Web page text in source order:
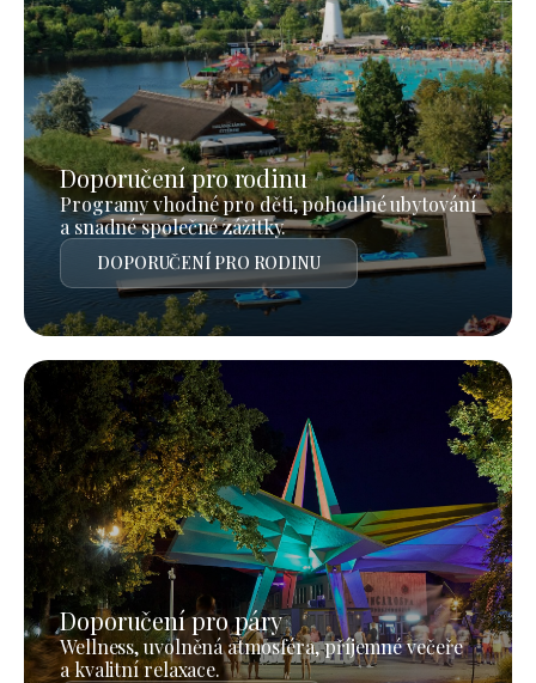
Doporučení pro rodinu
Programy vhodné pro děti, pohodlné ubytování
a snadné společné zážitky.
DOPORUČENÍ PRO RODINU
Doporučení pro páry
Wellness, uvolněná atmosféra, příjemné večeře
a kvalitní relaxace.